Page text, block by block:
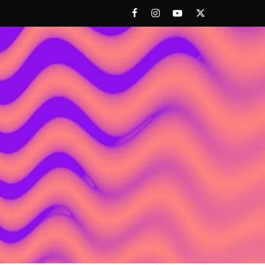
FacebookInstagramYoutubeTwitter